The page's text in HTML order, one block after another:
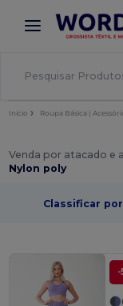
× App
Melhores
Início Roupa Básica |
Venda por atacado e
Nylon poly
Classificar por
-